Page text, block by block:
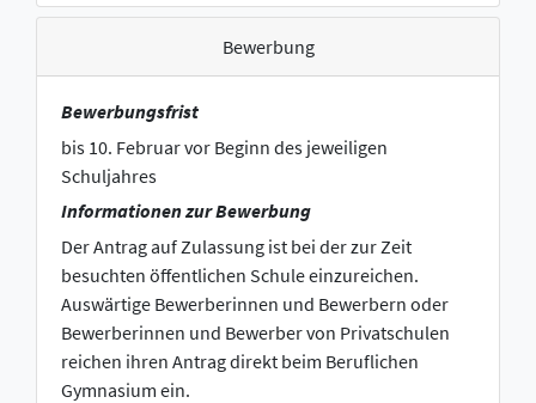
Bewerbung
Bewerbungsfrist
bis 10. Februar vor Beginn des jeweiligen
Schuljahres
Informationen zur Bewerbung
Der Antrag auf Zulassung ist bei der zur Zeit
besuchten öffentlichen Schule einzureichen.
Auswärtige Bewerberinnen und Bewerbern oder
Bewerberinnen und Bewerber von Privatschulen
reichen ihren Antrag direkt beim Beruflichen
Gymnasium ein.